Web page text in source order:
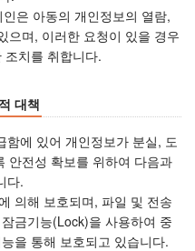
은 아동의 개인정보의 열람,
으며, 이러한 요청이 있을 경우
조치를 취합니다.
대책
함에 있어 개인정보가 분실, 도
안전성 확보를 위하여 다음과
다.
의해 보호되며, 파일 및 전송
금기능(Lock)을 사용하여 중
을 통해 보호되고 있습니다.